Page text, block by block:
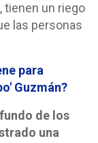
tienen un riego
las personas
para
Guzmán?
de los
una